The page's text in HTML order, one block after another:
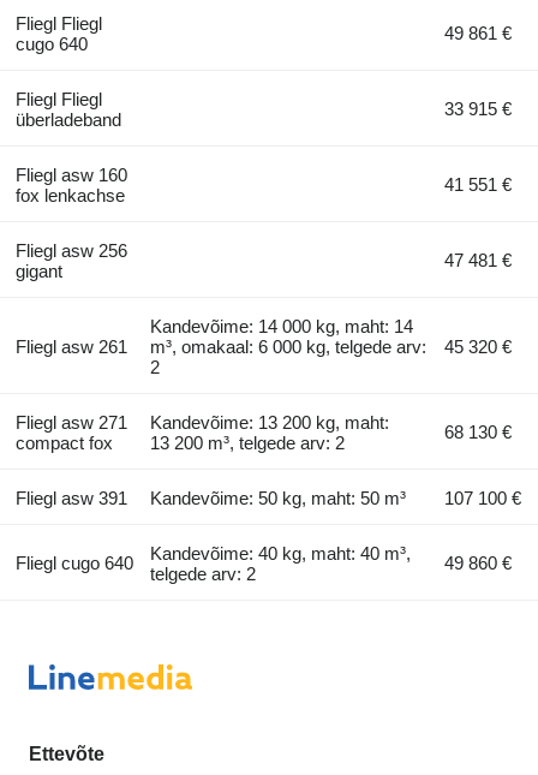
Fliegl Fliegl
cugo 640
49 861 €
Fliegl Fliegl
überladeband
33 915 €
Fliegl asw 160
fox lenkachse
41 551 €
Fliegl asw 256
gigant
47 481 €
Fliegl asw 261
Kandevõime: 14 000 kg, maht: 14
m³, omakaal: 6 000 kg, telgede arv:
2
45 320 €
Fliegl asw 271
compact fox
Kandevõime: 13 200 kg, maht:
13 200 m³, telgede arv: 2
68 130 €
Fliegl asw 391 Kandevõime: 50 kg, maht: 50 m³ 107 100 €
Fliegl cugo 640
Kandevõime: 40 kg, maht: 40 m³,
telgede arv: 2
49 860 €
Ettevõte